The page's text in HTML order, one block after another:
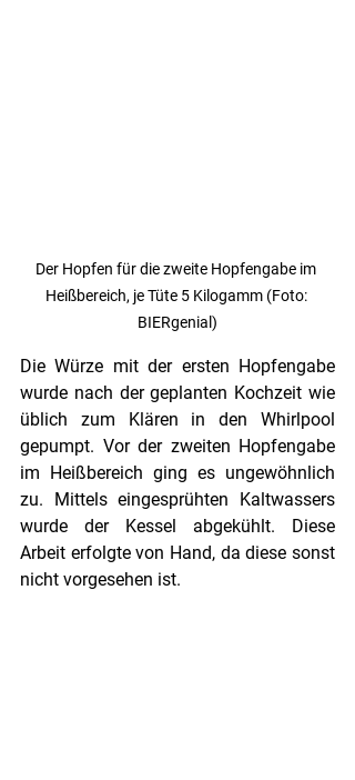
Der Hopfen für die zweite Hopfengabe im
Heißbereich, je Tüte 5 Kilogamm (Foto:
BIERgenial)
Die Würze mit der ersten Hopfengabe
wurde nach der geplanten Kochzeit wie
üblich zum Klären in den Whirlpool
gepumpt. Vor der zweiten Hopfengabe
im Heißbereich ging es ungewöhnlich
zu. Mittels eingesprühten Kaltwassers
wurde der Kessel abgekühlt. Diese
Arbeit erfolgte von Hand, da diese sonst
nicht vorgesehen ist.